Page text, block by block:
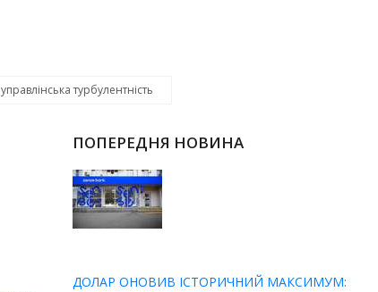
управлінська турбулентність
ПОПЕРЕДНЯ НОВИНА
ДОЛАР ОНОВИВ ІСТОРИЧНИЙ МАКСИМУМ: